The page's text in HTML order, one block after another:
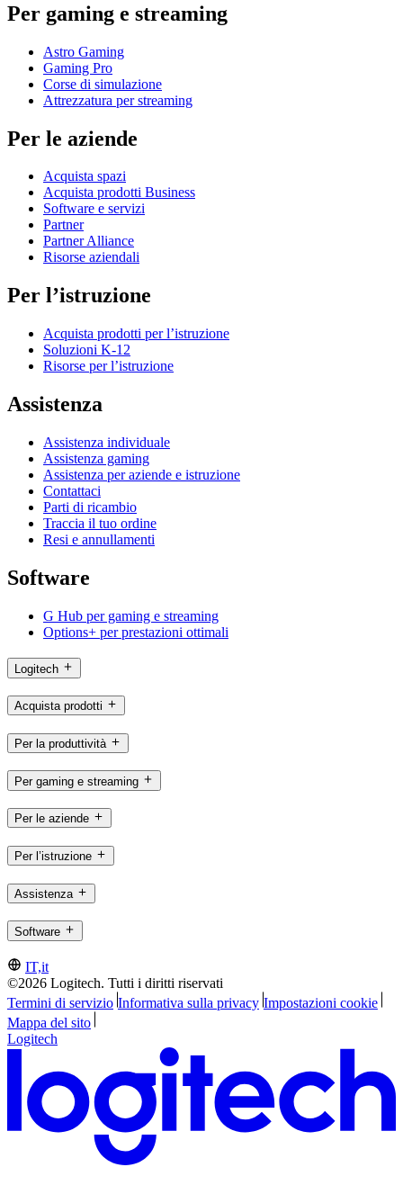
Per gaming e streaming
Astro Gaming
Gaming Pro
Corse di simulazione
Attrezzatura per streaming
Per le aziende
Acquista spazi
Acquista prodotti Business
Software e servizi
Partner
Partner Alliance
Risorse aziendali
Per l’istruzione
Acquista prodotti per l’istruzione
Soluzioni K-12
Risorse per l’istruzione
Assistenza
Assistenza individuale
Assistenza gaming
Assistenza per aziende e istruzione
Contattaci
Parti di ricambio
Traccia il tuo ordine
Resi e annullamenti
Software
G Hub per gaming e streaming
Options+ per prestazioni ottimali
Logitech
Acquista prodotti
Per la produttività
Per gaming e streaming
Per le aziende
Per l’istruzione
Assistenza
Software
IT,it
©2026 Logitech. Tutti i diritti riservati
Termini di servizio Informativa sulla privacy Impostazioni cookie
Mappa del sito
Logitech